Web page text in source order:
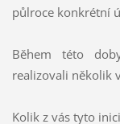
půlroce konkrétní
Během této
realizovali několik
Kolik z vás tyto